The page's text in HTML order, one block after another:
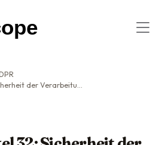
der Verarbeitung